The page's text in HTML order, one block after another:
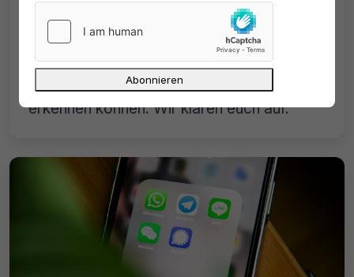
Was kann der Internetanbieter von
uns sehen?
Viele fragen sich, was die Internetanbieter
eigentlich anhand ihrer Datensammlung
erkennen können. Wir klären euch auf.